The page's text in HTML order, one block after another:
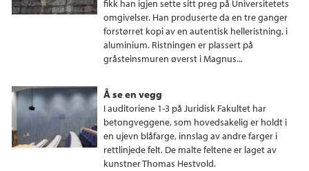
fikk han igjen sette sitt preg på Universitetets
omgivelser. Han produserte da en tre ganger
forstørret kopi av en autentisk helleristning, i
aluminium. Ristningen er plassert på
gråsteinsmuren øverst i Magnus...
Å se en vegg
I auditoriene 1-3 på Juridisk Fakultet har
betongveggene, som hovedsakelig er holdt i
en ujevn blåfarge, innslag av andre farger i
rettlinjede felt. De malte feltene er laget av
kunstner Thomas Hestvold.